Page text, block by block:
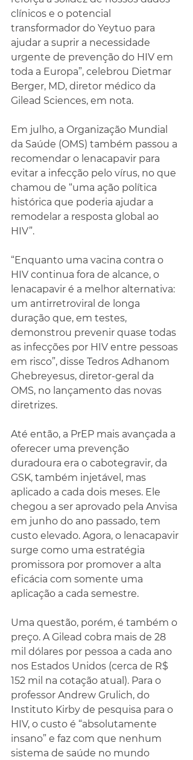
clínicos e o potencial
transformador do Yeytuo para
ajudar a suprir a necessidade
urgente de prevenção do HIV em
toda a Europa”, celebrou Dietmar
Berger, MD, diretor médico da
Gilead Sciences, em nota.
Em julho, a Organização Mundial
da Saúde (OMS) também passou a
recomendar o lenacapavir para
evitar a infecção pelo vírus, no que
chamou de “uma ação política
histórica que poderia ajudar a
remodelar a resposta global ao
HIV”.
“Enquanto uma vacina contra o
HIV continua fora de alcance, o
lenacapavir é a melhor alternativa:
um antirretroviral de longa
duração que, em testes,
demonstrou prevenir quase todas
as infecções por HIV entre pessoas
em risco”, disse Tedros Adhanom
Ghebreyesus, diretor-geral da
OMS, no lançamento das novas
diretrizes.
Até então, a PrEP mais avançada a
oferecer uma prevenção
duradoura era o cabotegravir, da
GSK, também injetável, mas
aplicado a cada dois meses. Ele
chegou a ser aprovado pela Anvisa
em junho do ano passado, tem
custo elevado. Agora, o lenacapavir
surge como uma estratégia
promissora por promover a alta
eficácia com somente uma
aplicação a cada semestre.
Uma questão, porém, é também o
preço. A Gilead cobra mais de 28
mil dólares por pessoa a cada ano
nos Estados Unidos (cerca de R$
152 mil na cotação atual). Para o
professor Andrew Grulich, do
Instituto Kirby de pesquisa para o
HIV, o custo é “absolutamente
insano” e faz com que nenhum
sistema de saúde no mundo